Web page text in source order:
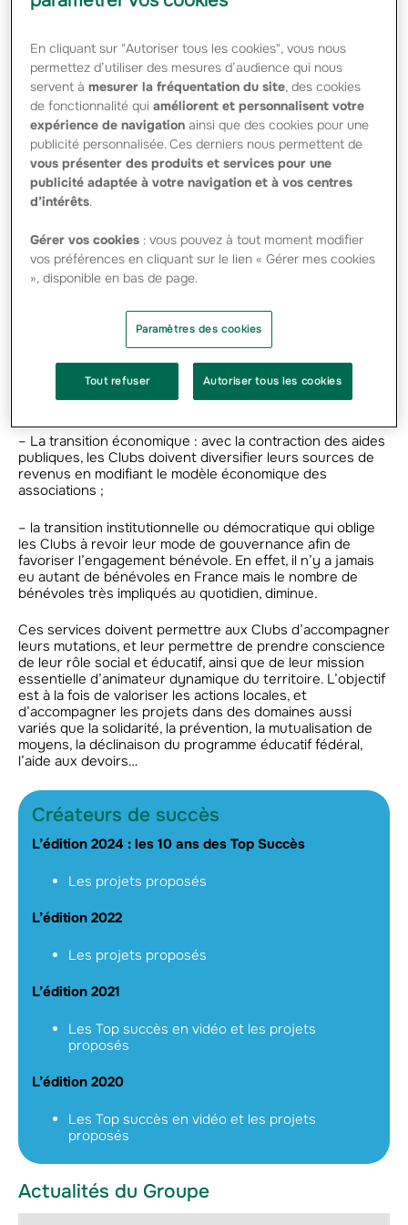
(LGEF) consolident leur partenariat en s’associant pour
de tous les acteurs du foot du Grand Est (dirigeants de
clubs, éducateurs, joueurs, arbitres…).
Ce » Service aux Clubs » est une plateforme qui
regroupe l’ensemble des informations, supports, contacts
et renseignements nécessaires au quotidien pour
accompagner les Clubs de football amateurs du Grand Est
dans la gestion de leurs activités sportives : organisation
de compétitions, communication des résultats… Il met à
disposition également tout ce qu’une instance associative
doit savoir pour faire vivre son Club.
Les services proposés doivent permettre de relever les
quatre défis auxquels est confronté le monde associatif :
les modes de déplacements, de consommation d’eau, de
gestion des déchets ;
– La transition numérique qui change la manière de
communiquer avec les licenciés ou la Ligue, avec le défi de
mobiliser collectivement ;
– La transition économique : avec la contraction des aides
publiques, les Clubs doivent diversifier leurs sources de
revenus en modifiant le modèle économique des
associations ;
– la transition institutionnelle ou démocratique qui oblige
les Clubs à revoir leur mode de gouvernance afin de
favoriser l’engagement bénévole. En effet, il n’y a jamais
eu autant de bénévoles en France mais le nombre de
bénévoles très impliqués au quotidien, diminue.
Ces services doivent permettre aux Clubs d’accompagner
leurs mutations, et leur permettre de prendre conscience
de leur rôle social et éducatif, ainsi que de leur mission
essentielle d’animateur dynamique du territoire. L’objectif
est à la fois de valoriser les actions locales, et
d’accompagner les projets dans des domaines aussi
variés que la solidarité, la prévention, la mutualisation de
moyens, la déclinaison du programme éducatif fédéral,
l’aide aux devoirs…
Créateurs de succès
L’édition 2024 : les 10 ans des Top Succès
Les projets proposés
L’édition 2022
Les projets proposés
L’édition 2021
Les Top succès en vidéo et les projets
proposés
L’édition 2020
Les Top succès en vidéo et les projets
proposés
Actualités du Groupe
En cliquant sur "Autoriser tous les cookies", vous nous
permettez d’utiliser des mesures d’audience qui nous
servent àmesurer la fréquentation du site, des cookies
de fonctionnalité quiaméliorent et personnalisent votre
expérience de navigation ainsi que des cookies pour une
publicité personnalisée. Ces derniers nous permettent de
vous présenter des produits et services pour une
publicité adaptée à votre navigation et à vos centres
d’intérêts.
Gérer vos cookies : vous pouvez à tout moment modifier
vos préférences en cliquant sur le lien « Gérer mes cookies
», disponible en bas de page.
Paramètres des cookies
Tout refuser Autoriser tous les cookies